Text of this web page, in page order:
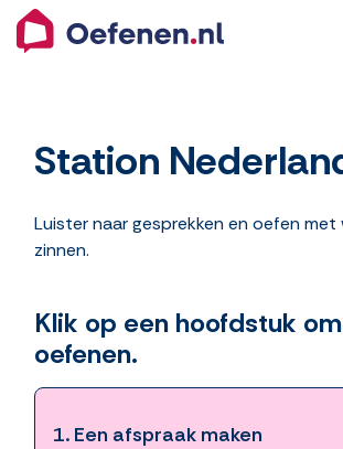
Station
Luister naar gesprekken en oefen met
zinnen.
Klik op een hoofdstuk
oefenen.
1. Een afspraak maken